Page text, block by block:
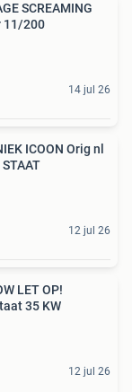
SCREAMING
11/200
14 jul 26
ICOON Orig nl
12 jul 26
LET OP!
35 KW
12 jul 26